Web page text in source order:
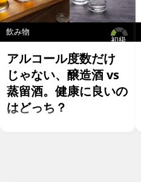
初級
飲み物
アルコール度数だけ
じゃない、醸造酒 vs
蒸留酒。健康に良いの
はどっち？